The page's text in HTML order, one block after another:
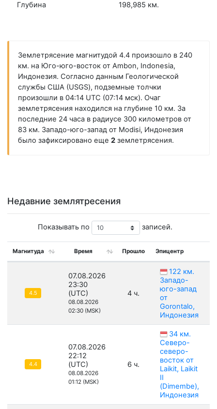
Глубина 198,985 км.
Землетрясение магнитудой 4.4 произошло в 240
км. на Юго-юго-восток от Ambon, Indonesia,
Индонезия. Согласно данным Геологической
службы США (USGS), подземные толчки
произошли в 04:14 UTC (07:14 мск). Очаг
землетрясения находился на глубине 10 км. За
последние 24 часа в радиусе 300 километров от
83 км. Западо-юго-запад от Modisi, Индонезия
было зафиксировано еще 2землетрясения.
Недавние землятресения
Показывать по записей.
Магнитуда Время Прошло Эпицентр
4.5
07.08.2026
23:30
(UTC)
08.08.2026
02:30 (MSK)
4 ч.
122 км.
Западо-
юго-запад
от
Gorontalo,
Индонезия
4.4
07.08.2026
22:12
(UTC)
08.08.2026
01:12 (MSK)
6 ч.
34 км.
Северо-
северо-
восток от
Laikit, Laikit
II
(Dimembe),
Индонезия